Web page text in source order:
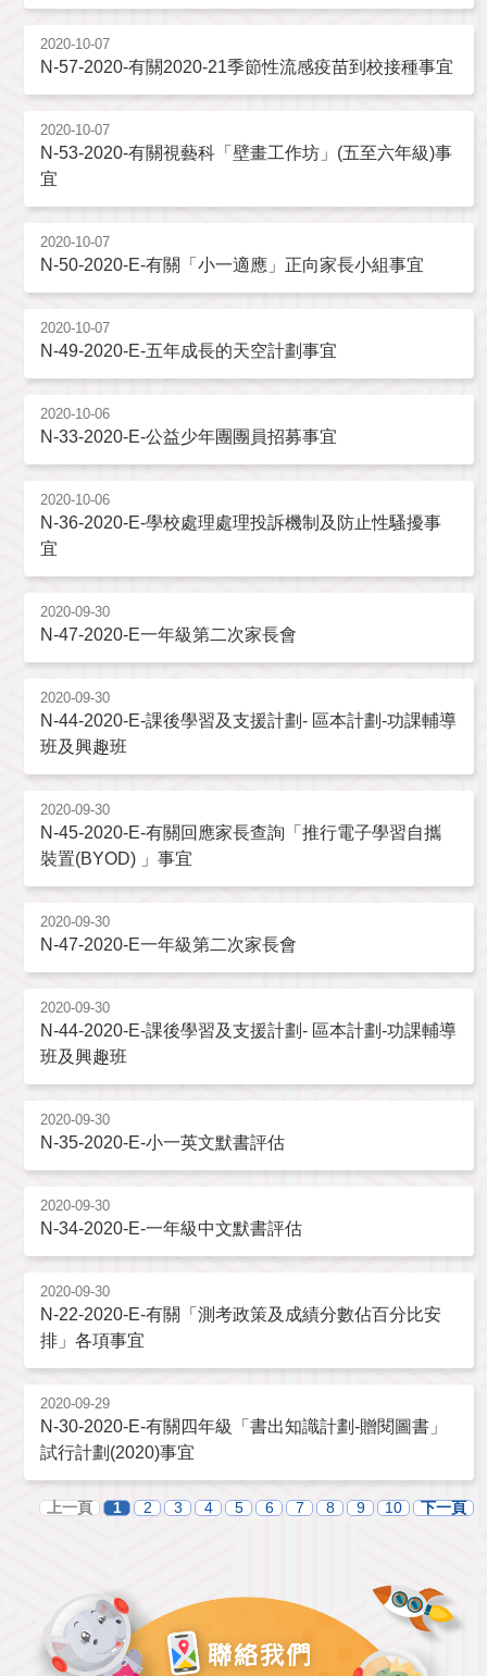
2020-10-07
N-57-2020-有關2020-21季節性流感疫苗到校接種事宜
2020-10-07
N-53-2020-有關視藝科「壁畫工作坊」(五至六年級)事
宜
2020-10-07
N-50-2020-E-有關「小一適應」正向家長小組事宜
2020-10-07
N-49-2020-E-五年成長的天空計劃事宜
2020-10-06
N-33-2020-E-公益少年團團員招募事宜
2020-10-06
N-36-2020-E-學校處理處理投訴機制及防止性騷擾事
宜
2020-09-30
N-47-2020-E一年級第二次家長會
2020-09-30
N-44-2020-E-課後學習及支援計劃- 區本計劃-功課輔導
班及興趣班
2020-09-30
N-45-2020-E-有關回應家長查詢「推行電子學習自攜
裝置(BYOD) 」事宜
2020-09-30
N-47-2020-E一年級第二次家長會
2020-09-30
N-44-2020-E-課後學習及支援計劃- 區本計劃-功課輔導
班及興趣班
2020-09-30
N-35-2020-E-小一英文默書評估
2020-09-30
N-34-2020-E-一年級中文默書評估
2020-09-30
N-22-2020-E-有關「測考政策及成績分數佔百分比安
排」各項事宜
2020-09-29
N-30-2020-E-有關四年級「書出知識計劃-贈閱圖書」
試行計劃(2020)事宜
上一頁 1 2 3 4 5 6 7 8 9 10 下一頁